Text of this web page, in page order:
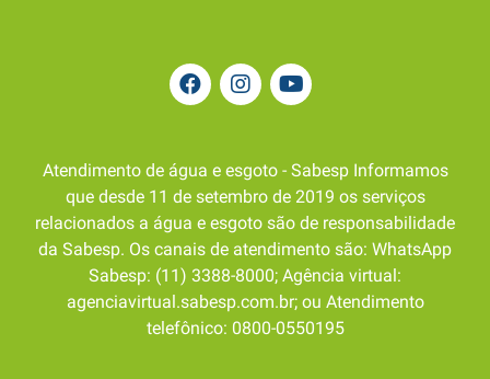
Atendimento de água e esgoto - Sabesp Informamos
que desde 11 de setembro de 2019 os serviços
relacionados a água e esgoto são de responsabilidade
da Sabesp. Os canais de atendimento são: WhatsApp
Sabesp: (11) 3388-8000; Agência virtual:
agenciavirtual.sabesp.com.br; ou Atendimento
telefônico: 0800-0550195